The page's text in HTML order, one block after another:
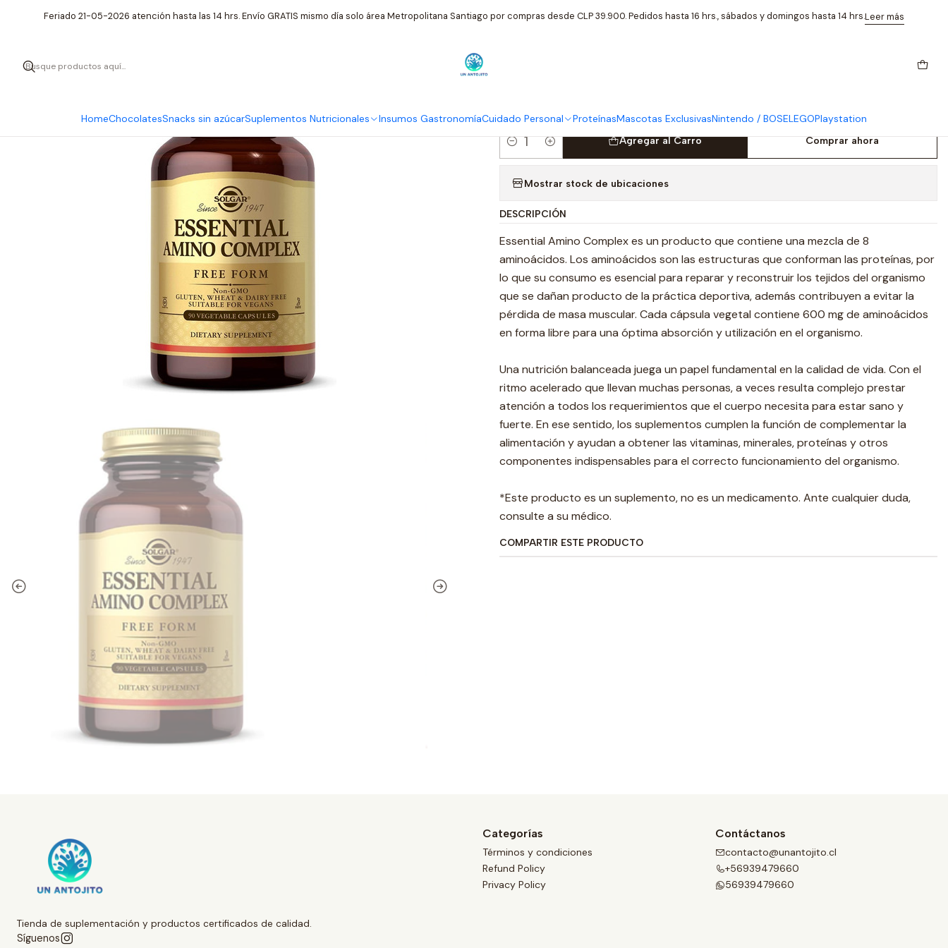
HomeChocolatesSnacks sin azúcarSuplementos Nutricionales Insumos GastronomíaCuidado Personal ProteínasMascotas ExclusivasNintendo / BOSELEGOPlaystation
Feriado 21-05-2026 atención hasta las 14 hrs. Envío GRATIS mismo día solo área Metropolitana Santiago por compras desde CLP 39.900. Pedidos hasta 16 hrs., sábados y domingos hasta 14 hrs.Leer más
Inicio Suplementos Nutricionales Solgar USA Essential Aminocomplex 75 Mg Solgar 90 Capsulas
Essential Aminocomplex 75 Mg Solgar 90
Cantidad
Agregar al Carro Comprar ahora
Mostrar stock de ubicaciones
DESCRIPCIÓN
Essential Amino Complex es un producto que contiene una mezcla de 8
aminoácidos. Los aminoácidos son las estructuras que conforman las proteínas, por
lo que su consumo es esencial para reparar y reconstruir los tejidos del organismo
que se dañan producto de la práctica deportiva, además contribuyen a evitar la
pérdida de masa muscular. Cada cápsula vegetal contiene 600 mg de aminoácidos
en forma libre para una óptima absorción y utilización en el organismo.
Una nutrición balanceada juega un papel fundamental en la calidad de vida. Con el
ritmo acelerado que llevan muchas personas, a veces resulta complejo prestar
atención a todos los requerimientos que el cuerpo necesita para estar sano y
fuerte. En ese sentido, los suplementos cumplen la función de complementar la
alimentación y ayudan a obtener las vitaminas, minerales, proteínas y otros
componentes indispensables para el correcto funcionamiento del organismo.
*Este producto es un suplemento, no es un medicamento. Ante cualquier duda,
consulte a su médico.
COMPARTIR ESTE PRODUCTO
Tienda de suplementación y productos certificados de calidad.
Síguenos
Categorías
Términos y condiciones
Refund Policy
Privacy Policy
Contáctanos
contacto@unantojito.cl
+56939479660
56939479660